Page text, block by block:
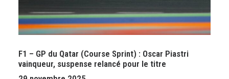
F1 – GP du Qatar (Course Sprint) : Oscar Piastri
vainqueur, suspense relancé pour le titre